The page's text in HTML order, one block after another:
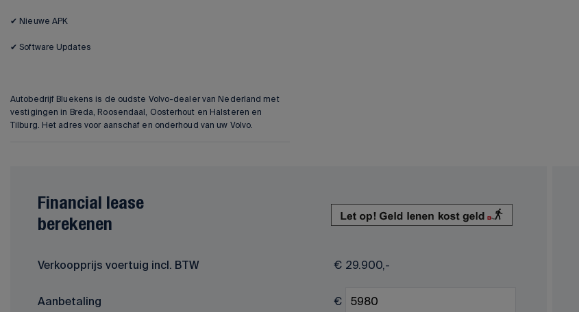
✔ Nieuwe APK
✔ Software Updates
Autobedrijf Bluekens is de oudste Volvo-dealer van Nederland met
vestigingen in Breda, Roosendaal, Oosterhout en Halsteren en
Tilburg. Het adres voor aanschaf en onderhoud van uw Volvo.
Financial lease
berekenen
Verkoopprijs voertuig incl. BTW € 29.900,-
Aanbetaling €